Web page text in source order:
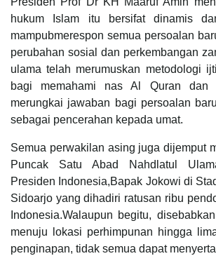
hukum Islam itu bersifat dinamis
mampubmerespon semua persoalan
perubahan sosial dan perkembangan
ulama telah merumuskan metodologi
bagi memahami nas Al Quran dan
merungkai jawaban bagi persoalan
sebagai pencerahan kepada umat.
Semua perwakilan asing juga dijemput
Puncak Satu Abad Nahdlatul
Presiden Indonesia,Bapak Jokowi di
Sidoarjo yang dihadiri ratusan ribu
Indonesia.Walaupun begitu,
menuju lokasi perhimpunan hingga
penginapan, tidak semua dapat